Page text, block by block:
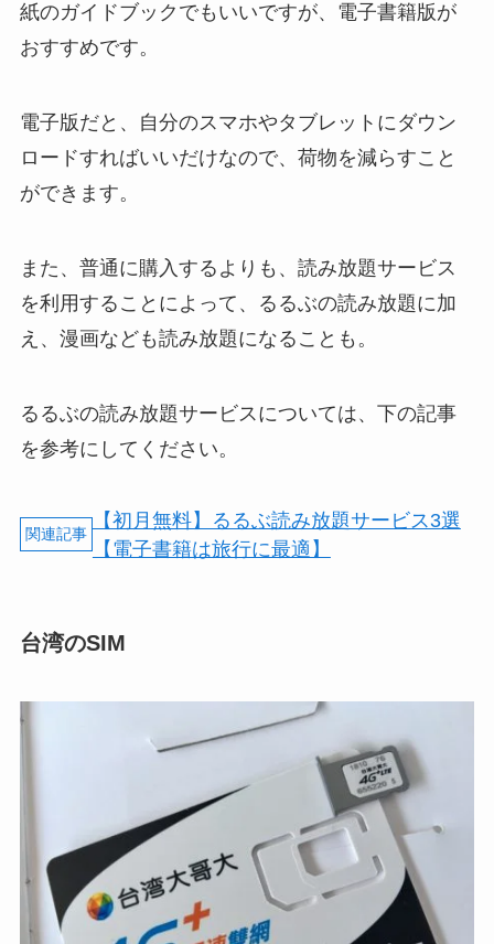
紙のガイドブックでもいいですが、電子書籍版が
おすすめです。
電子版だと、自分のスマホやタブレットにダウン
ロードすればいいだけなので、荷物を減らすこと
ができます。
また、普通に購入するよりも、読み放題サービス
を利用することによって、るるぶの読み放題に加
え、漫画なども読み放題になることも。
るるぶの読み放題サービスについては、下の記事
を参考にしてください。
【初月無料】るるぶ読み放題サービス3選
【電子書籍は旅行に最適】
台湾のSIM